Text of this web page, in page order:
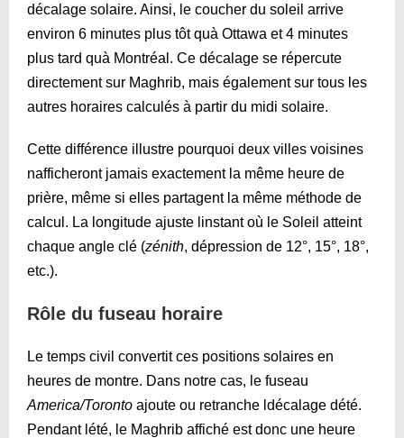
décalage solaire. Ainsi, le coucher du soleil arrive
environ 6 minutes plus tôt quà Ottawa et 4 minutes
plus tard quà Montréal. Ce décalage se répercute
directement sur Maghrib, mais également sur tous les
autres horaires calculés à partir du midi solaire.
Cette différence illustre pourquoi deux villes voisines
nafficheront jamais exactement la même heure de
prière, même si elles partagent la même méthode de
calcul. La longitude ajuste linstant où le Soleil atteint
chaque angle clé (zénith, dépression de 12°, 15°, 18°,
etc.).
Rôle du fuseau horaire
Le temps civil convertit ces positions solaires en
heures de montre. Dans notre cas, le fuseau
America/Toronto ajoute ou retranche ldécalage dété.
Pendant lété, le Maghrib affiché est donc une heure